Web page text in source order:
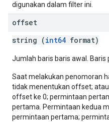
digunakan dalam filter ini.
offset
string (int64 format)
Jumlah baris baris awal. Baris
Saat melakukan penomoran
tidak menentukan offset;
offset ke 0; permintaan
pertama. Permintaan kedua
permintaan pertama;